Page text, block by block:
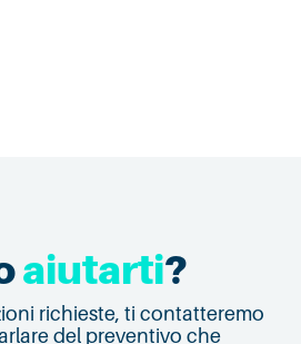
aiutarti?
richieste, ti contatteremo
del preventivo che